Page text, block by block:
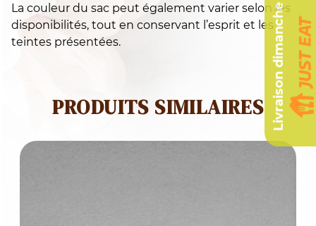
La couleur du sac peut également varier selon les
disponibilités, tout en conservant l’esprit et les
teintes présentées.
PRODUITS SIMILAIRES Livraison dimanche